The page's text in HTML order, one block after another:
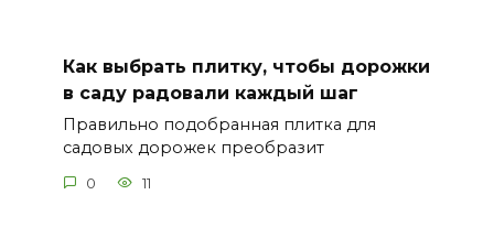
Как выбрать плитку, чтобы дорожки
в саду радовали каждый шаг
Правильно подобранная плитка для
садовых дорожек преобразит
0 11